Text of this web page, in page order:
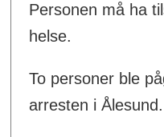
Personen må ha
helse.
To personer ble
arresten i Ålesund.